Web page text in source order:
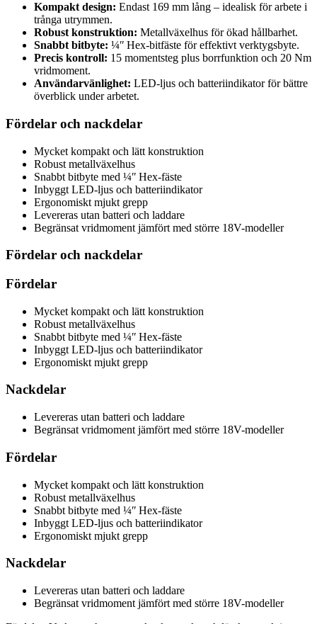
Kompakt design: Endast 169 mm lång – idealisk för arbete i
trånga utrymmen.
Robust konstruktion: Metallväxelhus för ökad hållbarhet.
Snabbt bitbyte: ¼ʺ Hex-bitfäste för effektivt verktygsbyte.
Precis kontroll: 15 momentsteg plus borrfunktion och 20 Nm
vridmoment.
Användarvänlighet: LED-ljus och batteriindikator för bättre
överblick under arbetet.
Fördelar och nackdelar
Mycket kompakt och lätt konstruktion
Robust metallväxelhus
Snabbt bitbyte med ¼ʺ Hex-fäste
Inbyggt LED-ljus och batteriindikator
Ergonomiskt mjukt grepp
Levereras utan batteri och laddare
Begränsat vridmoment jämfört med större 18V-modeller
Fördelar och nackdelar
Fördelar
Mycket kompakt och lätt konstruktion
Robust metallväxelhus
Snabbt bitbyte med ¼ʺ Hex-fäste
Inbyggt LED-ljus och batteriindikator
Ergonomiskt mjukt grepp
Nackdelar
Levereras utan batteri och laddare
Begränsat vridmoment jämfört med större 18V-modeller
Fördelar
Mycket kompakt och lätt konstruktion
Robust metallväxelhus
Snabbt bitbyte med ¼ʺ Hex-fäste
Inbyggt LED-ljus och batteriindikator
Ergonomiskt mjukt grepp
Nackdelar
Levereras utan batteri och laddare
Begränsat vridmoment jämfört med större 18V-modeller